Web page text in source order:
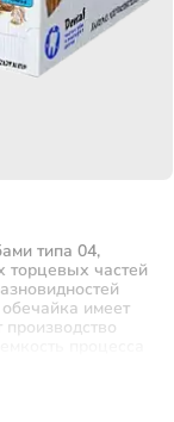
типа 04,
торцевых частей
имеет
или